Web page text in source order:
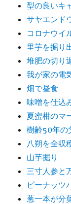
型の良いキ
サヤエンド
コロナウイ
里芋を掘り
堆肥の切り
我が家の電
畑で昼食
味噌を仕込
夏蜜柑のマ
樹齢50年の
八朔を全収
山芋掘り
三寸人参と
ピーナッツ
葱一本が分